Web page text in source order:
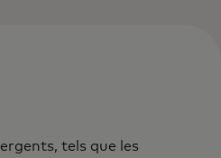
tels que les